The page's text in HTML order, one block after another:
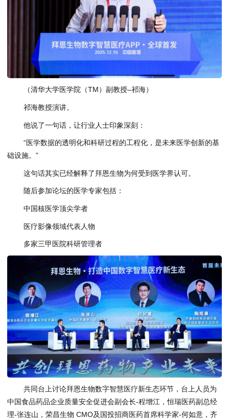
（清华大学医学院（TM）副教授–祁海）
祁海教授演讲。
他说了一句话，让行业人士印象深刻：
“医学数据的透明化和科研过程的工程化，是未来医学创新的基
础设施。”
这句话其实已经解释了拜恩生物为何受到医学界认可。
随后参加论坛的医学专家包括：
中国核医学顶尖学者
医疗影像领域代表人物
多家三甲医院科研管理者
共同台上讨论拜恩生物数字智慧医疗新生态环节，台上人员为
中国食品药品企业质量安全促进会副会长-程增江，恒瑞医药副总经
理-张连山，荣昌生物 CMO及国投招商医药首席科学家-何如意，齐